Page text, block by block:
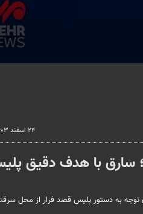
۲۴ اسفند ۱۴۰۳، ۸:۵۷
سارق با هدف دقیق
به دستور پلیس قصد فرار از محل